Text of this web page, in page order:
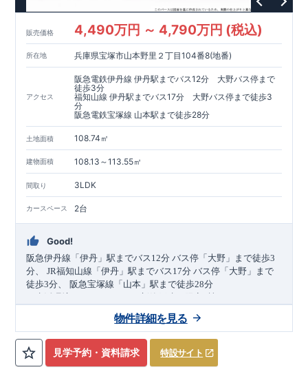
販売価格 4,490万円 ～ 4,790万円 (税込)
所在地 兵庫県宝塚市山本野里２丁目104番8(地番)
アクセス
阪急電鉄伊丹線 伊丹駅までバス12分 大野バス停まで
徒歩3分
福知山線 伊丹駅までバス17分 大野バス停まで徒歩3
分
阪急電鉄宝塚線 山本駅まで徒歩28分
土地面積 108.74㎡
建物面積 108.13～113.55㎡
間取り 3LDK
カースペース 2台
Good!
阪急伊丹線 「伊丹」駅までバス 12分 バス停 「大野」 まで徒歩3
分、
​JR福知山線 「伊丹」駅までバス 17分 バス停 「大野」
まで
徒歩3分、 ​阪急宝塚線 「山本」駅まで徒歩28分
可動棚付き土間収納(2.3号棟)
(2.3号棟)​・デザインと機能性を兼ね備えたオープンサニタリー
irodori
・お洒落で開放感のあるデザインが魅力の
・お買い物施設（フレッシュマルチュウ山本店）
ｍ ​
見学予約・資料請求 特設サイト
物件詳細を見る